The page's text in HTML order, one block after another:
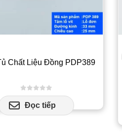
Chất Liệu Đồng PDP389
0out of 5
Đọc tiếp